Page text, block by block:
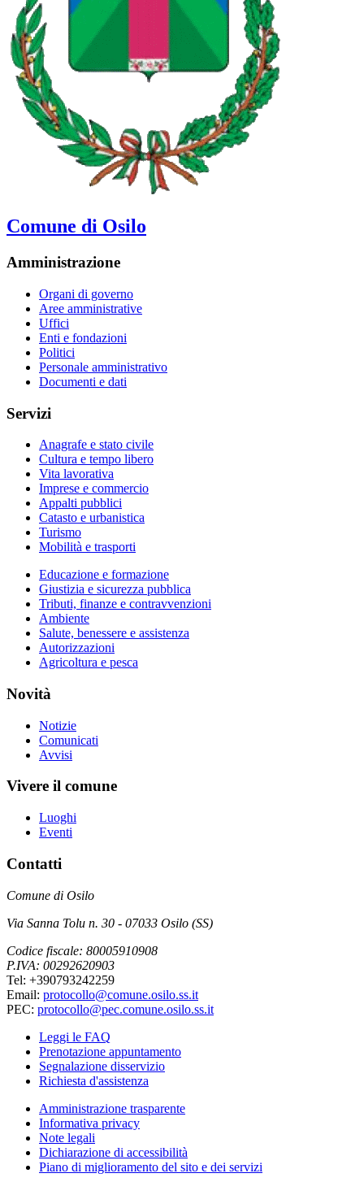
Comune di Osilo
Amministrazione
Organi di governo
Aree amministrative
Uffici
Enti e fondazioni
Politici
Personale amministrativo
Documenti e dati
Servizi
Anagrafe e stato civile
Cultura e tempo libero
Vita lavorativa
Imprese e commercio
Appalti pubblici
Catasto e urbanistica
Turismo
Mobilità e trasporti
Educazione e formazione
Giustizia e sicurezza pubblica
Tributi, finanze e contravvenzioni
Ambiente
Salute, benessere e assistenza
Autorizzazioni
Agricoltura e pesca
Novità
Notizie
Comunicati
Avvisi
Vivere il comune
Luoghi
Eventi
Contatti
Comune di Osilo
Via Sanna Tolu n. 30 - 07033 Osilo (SS)
Codice fiscale: 80005910908
P.IVA: 00292620903
Tel: +390793242259
Email: protocollo@comune.osilo.ss.it
PEC: protocollo@pec.comune.osilo.ss.it
Leggi le FAQ
Prenotazione appuntamento
Segnalazione disservizio
Richiesta d'assistenza
Amministrazione trasparente
Informativa privacy
Note legali
Dichiarazione di accessibilità
Piano di miglioramento del sito e dei servizi